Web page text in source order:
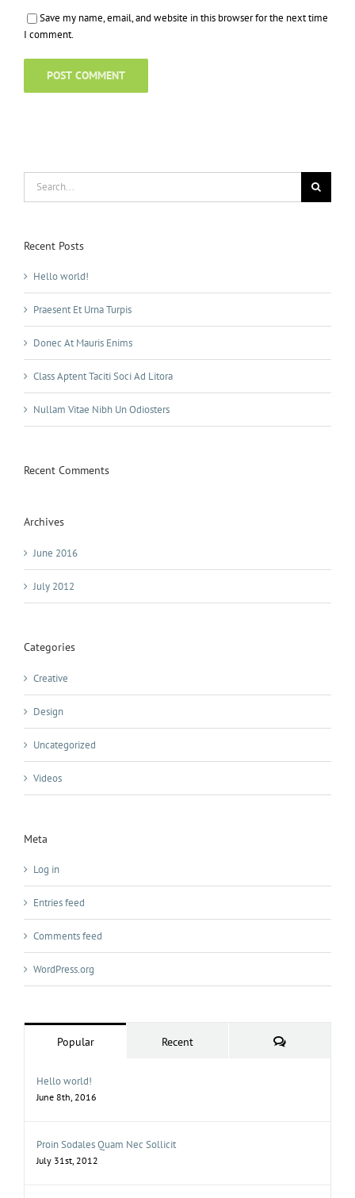
Save my name, email, and website in this browser for the next time
I comment.
Recent Posts
Hello world!
Praesent Et Urna Turpis
Donec At Mauris Enims
Class Aptent Taciti Soci Ad Litora
Nullam Vitae Nibh Un Odiosters
Recent Comments
Archives
June 2016
July 2012
Categories
Creative
Design
Uncategorized
Videos
Meta
Log in
Entries feed
Comments feed
WordPress.org
Popular Recent Comments
Hello world!
June 8th, 2016
Proin Sodales Quam Nec Sollicit
July 31st, 2012